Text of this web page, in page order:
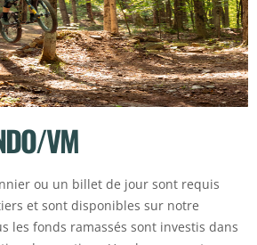
VM
ou un billet de jour sont requis
et sont disponibles sur notre
les fonds ramassés sont investis dans